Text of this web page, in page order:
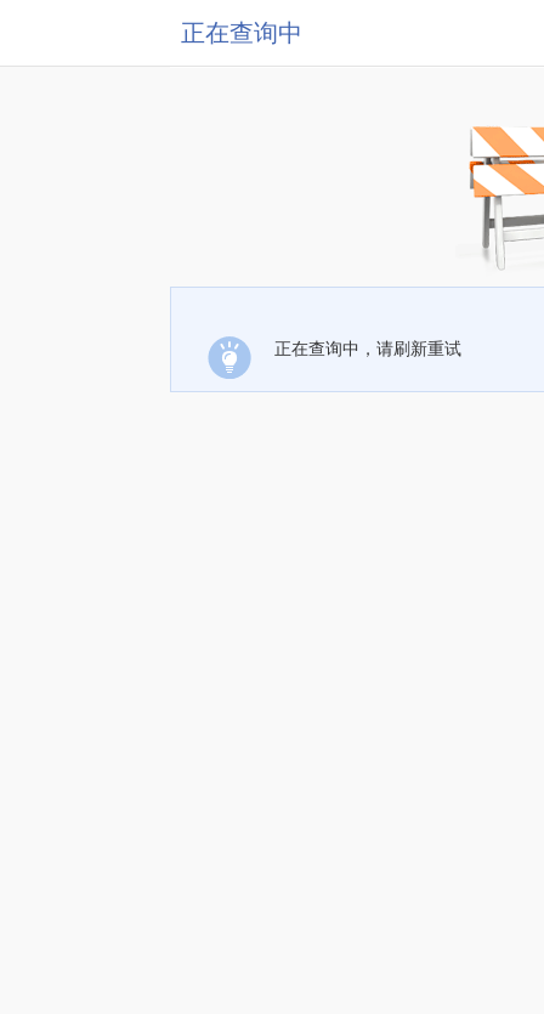
正在查询中
正在查询中，请刷新重试